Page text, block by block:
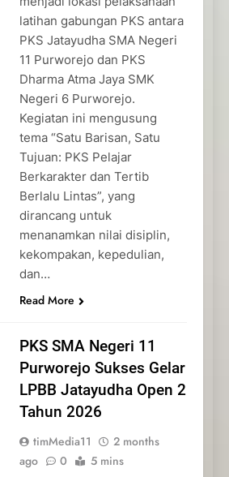
latihan gabungan PKS antara
PKS Jatayudha SMA Negeri
11 Purworejo dan PKS
Dharma Atma Jaya SMK
Negeri 6 Purworejo.
Kegiatan ini mengusung
tema “Satu Barisan, Satu
Tujuan: PKS Pelajar
Berkarakter dan Tertib
Berlalu Lintas”, yang
dirancang untuk
menanamkan nilai disiplin,
kekompakan, kepedulian,
dan…
Read More
PKS SMA Negeri 11
Purworejo Sukses Gelar
LPBB Jatayudha Open 2
Tahun 2026
timMedia11
2 months
ago
0 5 mins